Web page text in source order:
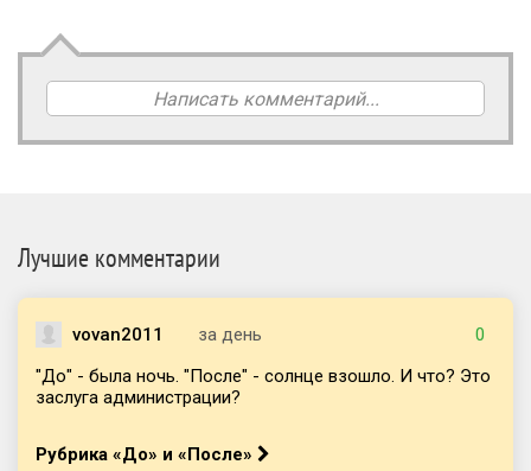
Написать комментарий...
Лучшие комментарии
vovan2011 за день
0
"До" - была ночь. "После" - солнце взошло. И что? Это
заслуга администрации?
Рубрика «До» и «После»